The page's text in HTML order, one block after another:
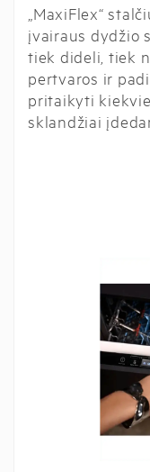
„MaxiFlex“
įvairaus dydžio
tiek dideli, tiek
pertvaros ir
pritaikyti
sklandžiai